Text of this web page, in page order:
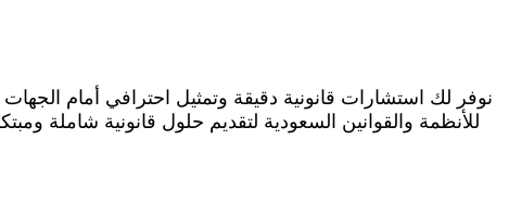
نوفر لك استشارات قانونية دقيقة وتمثيل احترافي أمام الجهات
للأنظمة والقوانين السعودية لتقديم حلول قانونية